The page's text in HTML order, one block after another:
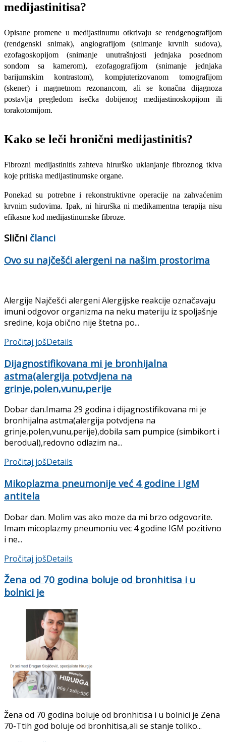
medijastinitisa?
Opisane promene u medijastinumu otkrivaju se rendgenografijom
(rendgenski snimak), angiografijom (snimanje krvnih sudova),
ezofagoskopijom (snimanje unutrašnjosti jednjaka posednom
sondom sa kamerom), ezofagografijom (snimanje jednjaka
barijumskim kontrastom), kompjuterizovanom tomografijom
(skener) i magnetnom rezonancom, ali se konačna di­jagnoza
postavlja pregledom isečka dobijenog medijastinoskopijom ili
torakotomijom.
Kako se leči hronični medijastinitis?
Fibrozni medijastinitis zahteva hirurško uklanjanje fibroznog tkiva
koje pritiska medijastinumske organe.
Ponekad su potrebne i rekonstruktivne operacije na zahvaćenim
krvnim sudovima. Ipak, ni hirurška ni medikamentna terapija nisu
efi­kasne kod medijastinumske fibroze.
Slični članci
Ovo su najčešći alergeni na našim prostorima
Alergije Najčešći alergeni Alergijske reakcije označavaju
imuni odgovor organizma na neku materiju iz spoljašnje
sredine, koja obično nije štetna po...
Pročitaj jošDetails
Dijagnostifikovana mi je bronhijalna
astma(alergija potvdjena na
grinje,polen,vunu,perije
Dobar dan.Imama 29 godina i dijagnostifikovana mi je
bronhijalna astma(alergija potvdjena na
grinje,polen,vunu,perije),dobila sam pumpice (simbikort i
berodual),redovno odlazim na...
Pročitaj jošDetails
Mikoplazma pneumonije već 4 godine i IgM
antitela
Dobar dan. Molim vas ako moze da mi brzo odgovorite.
Imam micoplazmy pneumoniu vec 4 godine IGM pozitivno
i ne...
Pročitaj jošDetails
Žena od 70 godina boluje od bronhitisa i u
bolnici je
Žena od 70 godina boluje od bronhitisa i u bolnici je Zena
70-Ttih god boluje od bronhitisa,ali se stanje toliko...